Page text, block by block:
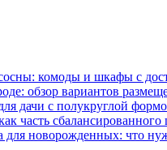
комоды и шкафы с
обзор вариантов
дачи с полукруглой
часть
для новорожденных: что